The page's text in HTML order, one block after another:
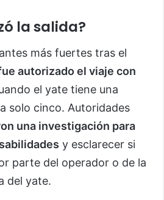
la salida?
más fuertes tras el
autorizado el viaje con
el yate tiene una
solo cinco. Autoridades
una investigación para
y esclarecer si
parte del operador o de la
del yate.